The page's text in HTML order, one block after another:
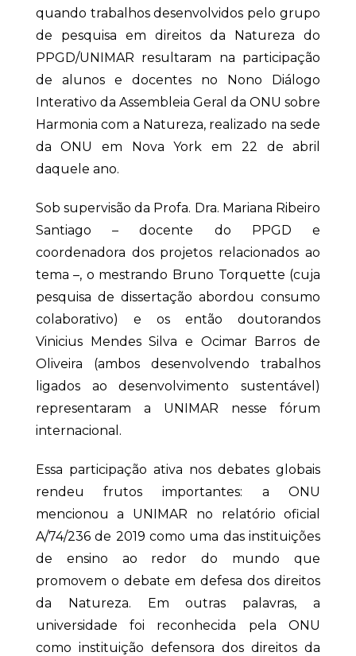
quando trabalhos desenvolvidos pelo grupo
de pesquisa em direitos da Natureza do
PPGD/UNIMAR resultaram na participação
de alunos e docentes no Nono Diálogo
Interativo da Assembleia Geral da ONU sobre
Harmonia com a Natureza, realizado na sede
da ONU em Nova York em 22 de abril
daquele ano.
Sob supervisão da Profa. Dra. Mariana Ribeiro
Santiago – docente do PPGD e
coordenadora dos projetos relacionados ao
tema –, o mestrando Bruno Torquette (cuja
pesquisa de dissertação abordou consumo
colaborativo) e os então doutorandos
Vinicius Mendes Silva e Ocimar Barros de
Oliveira (ambos desenvolvendo trabalhos
ligados ao desenvolvimento sustentável)
representaram a UNIMAR nesse fórum
internacional.
Essa participação ativa nos debates globais
rendeu frutos importantes: a ONU
mencionou a UNIMAR no relatório oficial
A/74/236 de 2019 como uma das instituições
de ensino ao redor do mundo que
promovem o debate em defesa dos direitos
da Natureza. Em outras palavras, a
universidade foi reconhecida pela ONU
como instituição defensora dos direitos da